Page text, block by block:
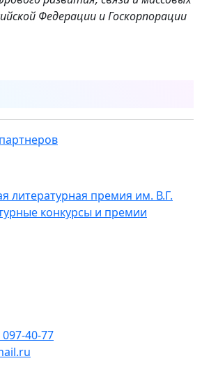
Федерации и Госкорпорации
литературная премия им. В.Г.
конкурсы и премии
40-77